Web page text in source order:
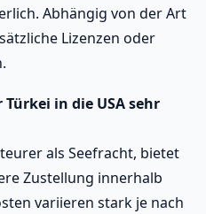
Abhängig von der Art
Lizenzen oder
in die USA sehr
als Seefracht, bietet
Zustellung innerhalb
variieren stark je nach